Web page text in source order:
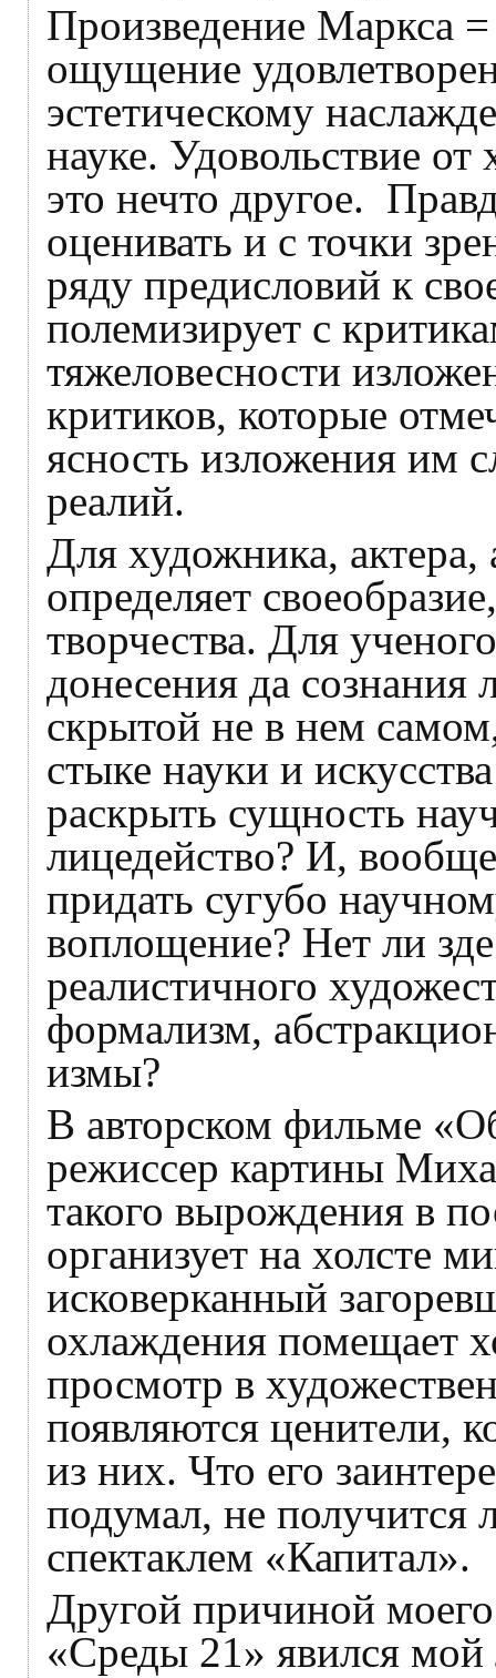
Произведение Маркса
ощущение
эстетическому
науке. Удовольствие от
это нечто другое.
оценивать и с точки
ряду предисловий к
полемизирует с
тяжеловесности
критиков, которые
ясность изложения им
реалий.
Для художника, актера,
определяет
творчества. Для
донесения да
скрытой не в нем
стыке науки и
раскрыть сущность
лицедейство? И,
придать сугубо
воплощение? Нет ли
реалистичного
формализм,
измы?
В авторском фильме
режиссер картины
такого вырождения в
организует на холсте
исковерканный
охлаждения помещает
просмотр в
появляются ценители,
из них. Что его
подумал, не получится
спектаклем «Капитал».
Другой причиной
«Среды 21» явился